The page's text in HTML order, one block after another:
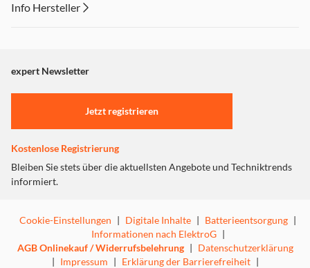
Senderinformationen, Albumcover und Titel an – alles auf
sich Musikdateien direkt von Speichermedien abspielen,
klaren, kräftigen Klang. Für drahtlose Freiheit ist
Bluetooth an Bord – ideal, um Playlists oder
Streamingdienste kabellos vom Smartphone zu
Info Hersteller
"Marketing".
Einstellungen anpassen
expert Newsletter
Jetzt registrieren
Kostenlose Registrierung
Bleiben Sie stets über die aktuellsten Angebote und Techniktrends
informiert.
Cookie-Einstellungen | Digitale Inhalte | Batterieentsorgung |
Informationen nach ElektroG |
AGB Onlinekauf / Widerrufsbelehrung | Datenschutzerklärung
| Impressum | Erklärung der Barrierefreiheit |